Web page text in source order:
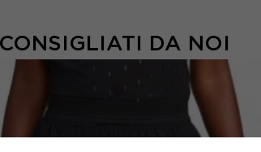
CONSIGLIATI DA NOI